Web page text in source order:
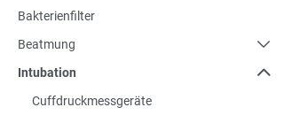
Bakterienfilter
Beatmung
Intubation
Cuffdruckmessgeräte